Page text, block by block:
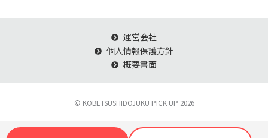
運営会社
個人情報保護方針
概要書面
© KOBETSUSHIDOJUKU PICK UP 2026